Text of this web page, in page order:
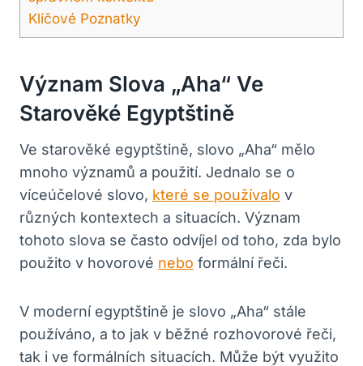
Klíčové Poznatky
Význam ​slova „Aha“ Ve
Starověké​ Egyptštině
Ve starověké ⁣egyptštině, slovo „Aha“ mělo⁤
mnoho významů a použití. Jednalo se o
víceúčelové​ slovo, které se používalo ​v
různých kontextech a situacích. Význam⁤
tohoto slova se často odvíjel od toho, zda bylo
použito v‌ hovorové nebo formální řeči.
V moderní egyptštině je slovo „Aha“ stále
používáno, a to ⁢jak ​v běžné rozhovorové řeči,⁤
tak i​ ve formálních situacích. Může být‌ využito